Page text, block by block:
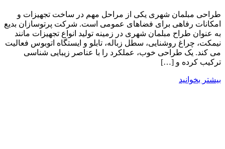
طراحی مبلمان شهری یکی از مراحل مهم در ساخت تجهیزات و
امکانات رفاهی برای فضاهای عمومی است. شرکت پرتوسازان بدیع
به عنوان طراح مبلمان شهری در زمینه تولید انواع تجهیزات مانند
نیمکت، چراغ روشنایی، سطل زباله، تابلو و ایستگاه اتوبوس فعالیت
می کند. یک طراحی خوب، عملکرد را با عناصر زیبایی شناسی
ترکیب کرده و […]
بیشتر بخوانید